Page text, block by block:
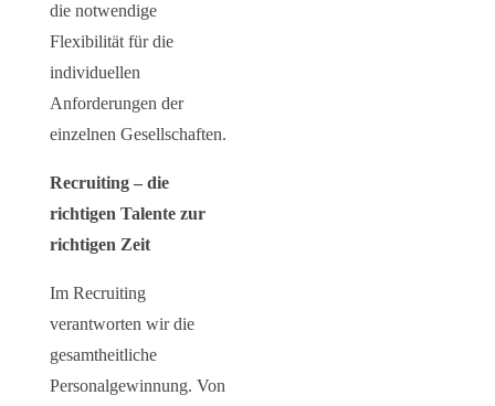
die notwendige
Flexibilität für die
individuellen
Anforderungen der
einzelnen Gesellschaften.
Recruiting – die
richtigen Talente zur
richtigen Zeit
Im Recruiting
verantworten wir die
gesamtheitliche
Personalgewinnung. Von